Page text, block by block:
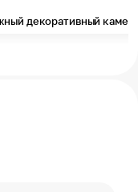
декоративный